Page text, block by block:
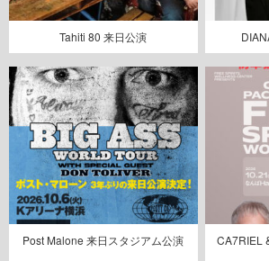
Tahiti 80 来日公演
Post Malone 来日スタジアム公演
CA7RIEL